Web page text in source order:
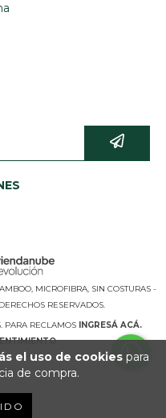
el uso de cookiespara
de compra.
MICROFIBRA, SIN COSTURAS -
RESERVADOS.
PARA RECLAMOS INGRESÁ ACÁ.